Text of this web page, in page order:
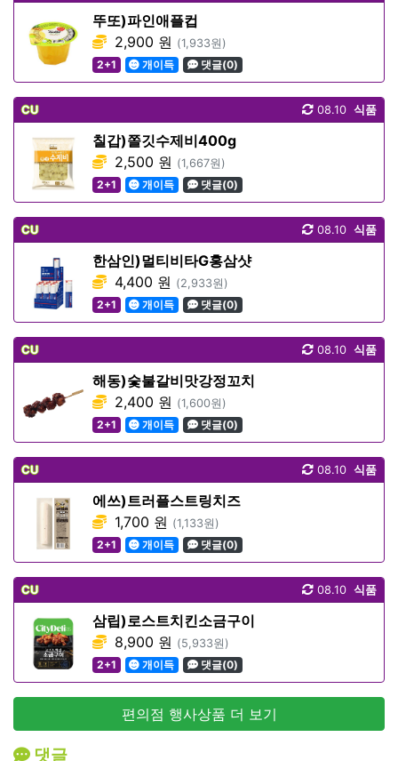
뚜또)파인애플컵
2,900 원 (1,933원)
2+1
개이득 댓글(0)
CU 식품
08.10
칠갑)쫄깃수제비400g
2,500 원 (1,667원)
2+1
개이득 댓글(0)
CU 식품
08.10
한삼인)멀티비타G홍삼샷
4,400 원 (2,933원)
2+1
개이득 댓글(0)
CU 식품
08.10
해동)숯불갈비맛강정꼬치
2,400 원 (1,600원)
2+1
개이득 댓글(0)
CU 식품
08.10
에쓰)트러플스트링치즈
1,700 원 (1,133원)
2+1
개이득 댓글(0)
CU 식품
08.10
삼립)로스트치킨소금구이
8,900 원 (5,933원)
2+1
개이득 댓글(0)
편의점 행사상품 더 보기
댓글